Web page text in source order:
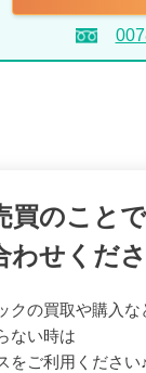
買のこと
せくださ
クの買取や購入
ない時は
をご利用ください♪